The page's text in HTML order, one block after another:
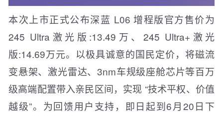
本次上市正式公布深蓝 L06 增程版官方售价为
245 Ultra激光版:13.49万、245 Ultra+激光
版:14.69万元。以极具诚意的国民定价，将磁流
变悬架、激光雷达、3nm车规级座舱芯片等百万
级高端配置带入亲民区间，实现 “技术平权、价值
越级”。为回馈用户支持，即日起到6月20日下